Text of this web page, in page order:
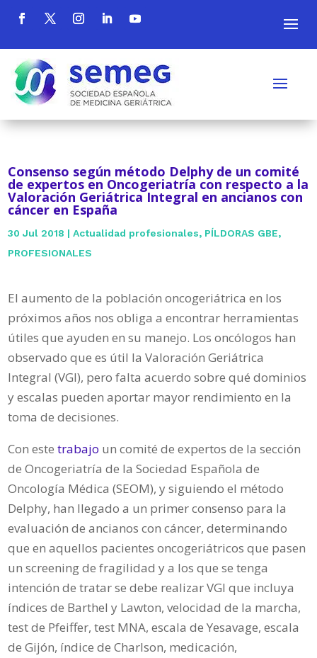
Consenso según método Delphy de un comité
de expertos en Oncogeriatría con respecto a la
Valoración Geriátrica Integral en ancianos con
cáncer en España
30 Jul 2018 |Actualidad profesionales, PÍLDORAS GBE,
PROFESIONALES
El aumento de la población oncogeriátrica en los
próximos años nos obliga a encontrar herramientas
útiles que ayuden en su manejo. Los oncólogos han
observado que es útil la Valoración Geriátrica
Integral (VGI), pero falta acuerdo sobre qué dominios
y escalas pueden aportar mayor rendimiento en la
toma de decisiones.
Con estetrabajo un comité de expertos de la sección
de Oncogeriatría de la Sociedad Española de
Oncología Médica (SEOM), y siguiendo el método
Delphy, han llegado a un primer consenso para la
evaluación de ancianos con cáncer, determinando
que en aquellos pacientes oncogeriátricos que pasen
un screening de fragilidad y a los que se tenga
intención de tratar se debe realizar VGI que incluya
índices de Barthel y Lawton, velocidad de la marcha,
test de Pfeiffer, test MNA, escala de Yesavage, escala
de Gijón, índice de Charlson, medicación,